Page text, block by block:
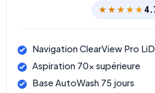
★★★★★
★★★★★
Navigation ClearView Pro
Aspiration 70x supérieure
Base AutoWash 75 jours